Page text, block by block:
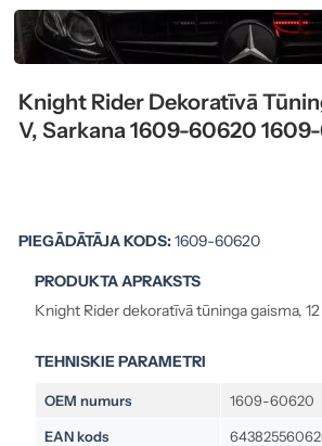
Knight Rider Dekoratīvā
V, Sarkana 1609-60620
PIEGĀDĀTĀJA KODS:1609-60620
PRODUKTA APRAKSTS
Knight Rider dekoratīvā tūninga gaisma, 12
TEHNISKIE PARAMETRI
OEM numurs 1609-60620
EAN kods